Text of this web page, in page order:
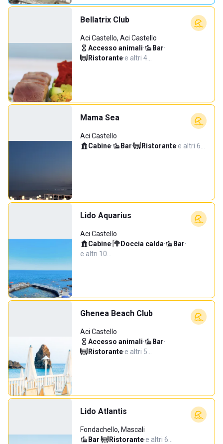
Bellatrix Club
Aci Castello, Aci Castello
Accesso animali· Bar·
Ristorante·e altri 4…
Mama Sea
Aci Castello
Cabine· Bar· Ristorante·e altri 6…
Lido Aquarius
Aci Castello
Cabine· Doccia calda· Bar·
e altri 10…
Ghenea Beach Club
Aci Castello
Accesso animali· Bar·
Ristorante·e altri 5…
Lido Atlantis
Fondachello, Mascali
Bar· Ristorante·e altri 6…